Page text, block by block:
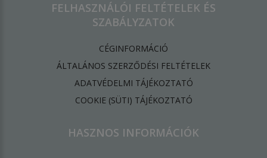
FELHASZNÁLÓI FELTÉTELEK ÉS
SZABÁLYZATOK
CÉGINFORMÁCIÓ
ÁLTALÁNOS SZERZŐDÉSI FELTÉTELEK
ADATVÉDELMI TÁJÉKOZTATÓ
​COOKIE (SÜTI) TÁJÉKOZTATÓ
HASZNOS INFORMÁCIÓK